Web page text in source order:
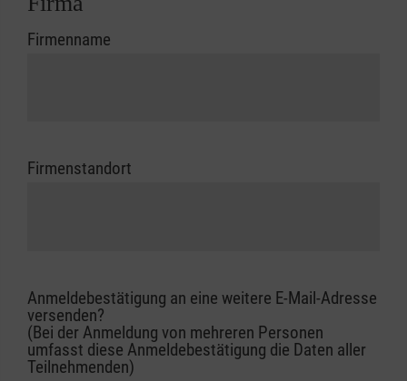
Firmenname
Firmenstandort
Anmeldebestätigung an eine weitere E-Mail-Adresse
versenden?
(Bei der Anmeldung von mehreren Personen
umfasst diese Anmeldebestätigung die Daten aller
Teilnehmenden)